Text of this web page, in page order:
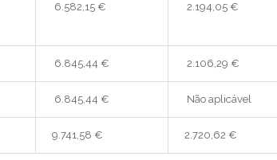
6.582,15 € 2.194,05 €
6.845,44 € 2.106,29 €
6.845,44 € Não aplicável
9.741,58 € 2.720,62 €